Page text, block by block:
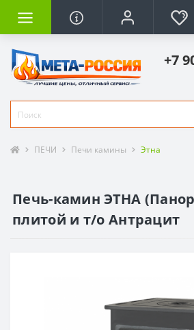
+7
ПЕЧИ Печи камины Этна
Печь-камин ЭТНА
плитой и т/о Антрацит